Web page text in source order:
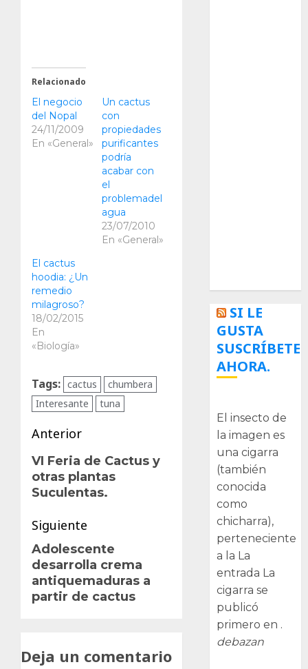
Relacionado
El negocio
del Nopal
24/11/2009
En «General»
Un cactus
con
propiedades
purificantes
podría
acabar con
el
problemadel
agua
23/07/2010
En «General»
El cactus
hoodia: ¿Un
remedio
milagroso?
18/02/2015
En
«Biología»
Tags: cactus
chumbera
Interesante
tuna
Navegación
de
entradas
Anterior
Entrada
anterior:
VI Feria de Cactus y
otras plantas
Suculentas.
Siguiente
Siguiente
entrada:
Adolescente
desarrolla crema
antiquemaduras a
partir de cactus
Deja un comentario
SI LE
GUSTA
SUSCRÍBETE
AHORA.
El insecto de
la imagen es
una cigarra
(también
conocida
como
chicharra),
perteneciente
a la La
entrada La
cigarra se
publicó
primero en .
debazan